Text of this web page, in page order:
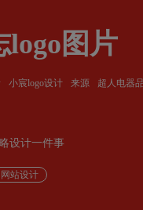
logo图片
小宸logo设计 来源 超人电器
设计一件事
站设计